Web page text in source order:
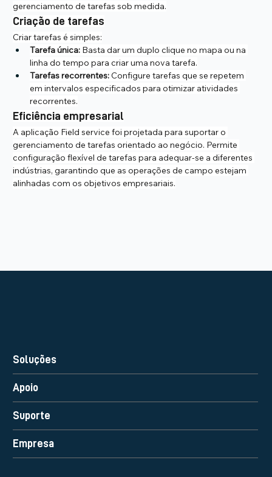
gerenciamento de tarefas sob medida.
Criação de tarefas
Criar tarefas é simples:
Tarefa única: Basta dar um duplo clique no mapa ou na
linha do tempo para criar uma nova tarefa.
Tarefas recorrentes: Configure tarefas que se repetem
em intervalos especificados para otimizar atividades
recorrentes.
Eficiência empresarial
A aplicação Field service foi projetada para suportar o
gerenciamento de tarefas orientado ao negócio. Permite
configuração flexível de tarefas para adequar-se a diferentes
indústrias, garantindo que as operações de campo estejam
alinhadas com os objetivos empresariais.
Soluções
Apoio
Suporte
Empresa